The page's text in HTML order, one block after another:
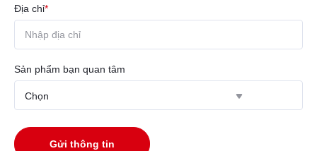
Địa chỉ*
Sản phẩm bạn quan tâm
Gửi thông tin